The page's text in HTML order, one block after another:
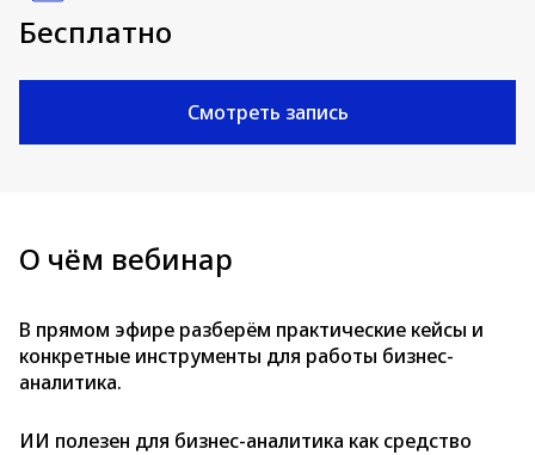
Бесплатно
Смотреть запись
О чём вебинар
В прямом эфире разберём практические кейсы и
конкретные инструменты для работы бизнес-
аналитика.
ИИ полезен для бизнес-аналитика как средство